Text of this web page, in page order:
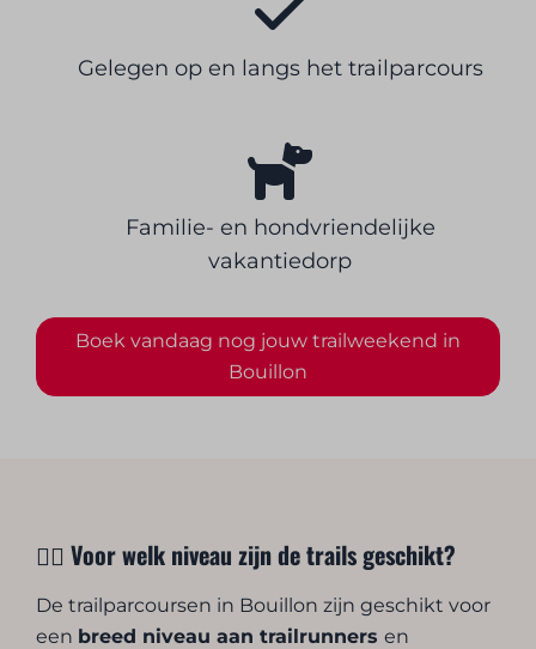
Gelegen op en langs het trailparcours
Familie- en hondvriendelijke
vakantiedorp
Boek vandaag nog jouw trailweekend in
Bouillon
🏃‍♂️ Voor welk niveau zijn de trails geschikt?
De trailparcoursen in Bouillon zijn geschikt voor
een breed niveau aan trailrunnersen